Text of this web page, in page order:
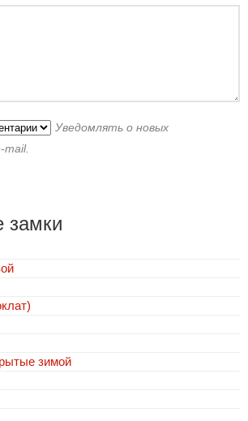
Уведомлять о новых
замки
зимой